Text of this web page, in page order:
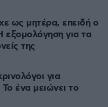
ως μητέρα, επειδή ο
εξομολόγηση για τα
της
για
ένα μειώνει το